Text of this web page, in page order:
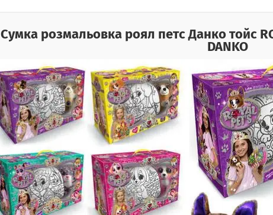
Сумка розмальовка роял петс Данко тойс
DANKO